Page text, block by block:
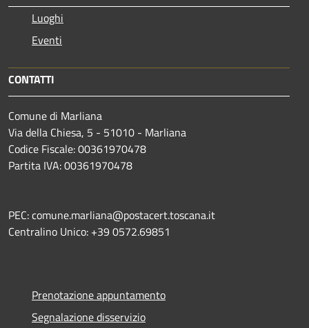
Luoghi
Eventi
CONTATTI
Comune di Marliana
Via della Chiesa, 5 - 51010 - Marliana
Codice Fiscale: 00361970478
Partita IVA: 00361970478
PEC: comune.marliana@postacert.toscana.it
Centralino Unico: +39 0572.69851
Prenotazione appuntamento
Segnalazione disservizio